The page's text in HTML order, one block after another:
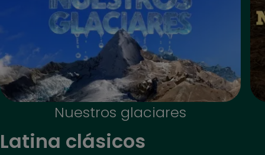
Nuestros glaciares
Latina clásicos